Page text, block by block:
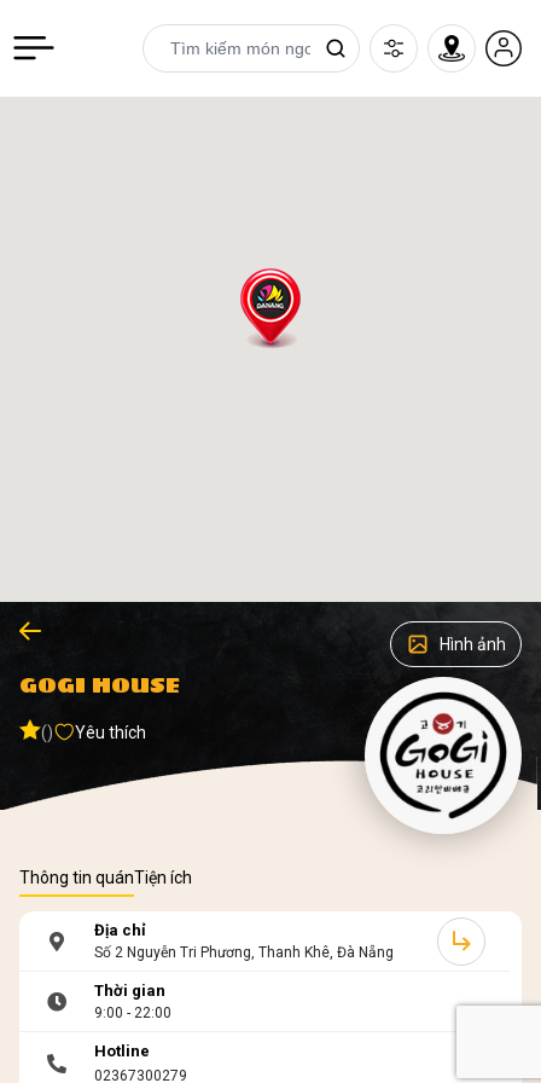
Hình ảnh
GOGI HOUSE
() Yêu thích
Thông tin quánTiện ích
Địa chỉ
Số 2 Nguyễn Tri Phương, Thanh Khê, Đà Nẵng
Thời gian
9:00 - 22:00
Hotline
02367300279